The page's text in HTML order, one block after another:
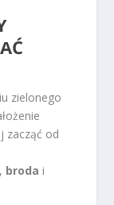
zielonego
zacząć od
, broda i